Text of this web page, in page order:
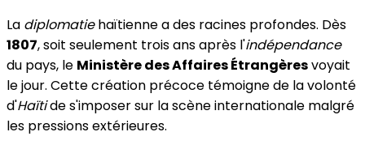
La diplomatiehaïtienne a des racines profondes. Dès
1807, soit seulement trois ans après l'indépendance
du pays, le Ministère des Affaires Étrangèresvoyait
le jour. Cette création précoce témoigne de la volonté
d'Haïtide s'imposer sur la scène internationale malgré
les pressions extérieures.